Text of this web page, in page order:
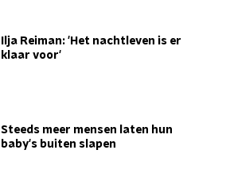
Ilja Reiman: 'Het nachtleven is er
klaar voor'
Steeds meer mensen laten hun
baby's buiten slapen